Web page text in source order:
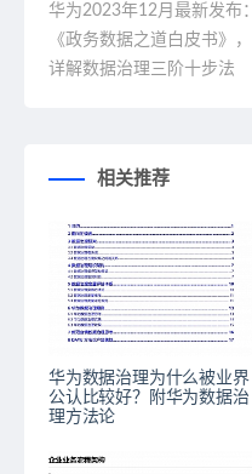
华为2023年12月最新发布：
《政务数据之道白皮书》，
详解数据治理三阶十步法
相关推荐
华为数据治理为什么被业界
公认比较好？附华为数据治
理方法论